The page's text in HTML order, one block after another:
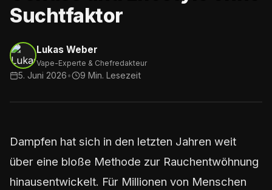
Suchtfaktor
Lukas Weber
Vape-Experte & Chefredakteur
5. Juni 2026• 9 Min. Lesezeit
Dampfen hat sich in den letzten Jahren weit
über eine bloße Methode zur Rauchentwöhnung
hinausentwickelt. Für Millionen von Menschen